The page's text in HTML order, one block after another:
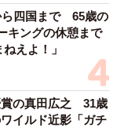
ら四国まで 65歳の
キングの休憩まで
えよ！」
賞の真田広之 31歳
イルド近影「ガチ